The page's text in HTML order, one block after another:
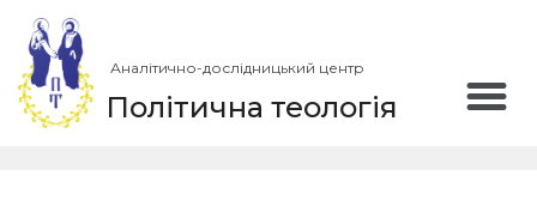
Аналітично-дослідницький центр
Політична теологія